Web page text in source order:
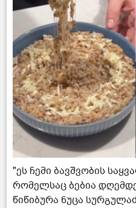
"ეს ჩემი ბავშვობის
რომელსაც ბებია
წიწიბურა ნუცა